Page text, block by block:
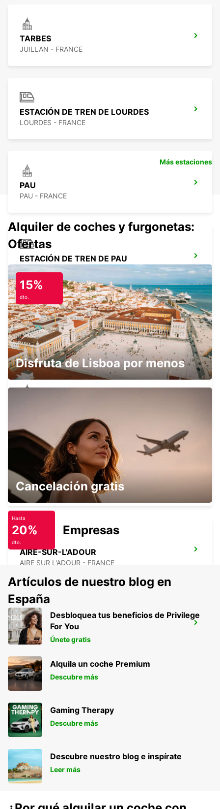
TARBES
JUILLAN - FRANCE
ESTACIÓN DE TREN DE LOURDES
LOURDES - FRANCE
PAU
PAU - FRANCE
ESTACIÓN DE TREN DE PAU
PAU - FRANCE
AEROPUERTO DE PAU
UZEIN - FRANCE
SAINT-GAUDENS
SAINT GAUDENS - FRANCE
AIRE-SUR-L'ADOUR
AIRE SUR L'ADOUR - FRANCE
AUCH
AUCH - FRANCE
Más estaciones
Alquiler de coches y furgonetas:
Ofertas
15%
dto.
Disfruta de Lisboa por menos
Cancelación gratis
Hasta
20%
dto.
Empresas
Artículos de nuestro blog en
España
Desbloquea tus beneficios de Privilege
For You
Únete gratis
Alquila un coche Premium
Descubre más
Gaming Therapy
Descubre más
Descubre nuestro blog e inspírate
Leer más